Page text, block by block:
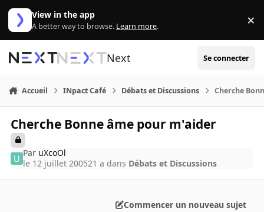
Aller au contenu
View in the app
A better way to browse. Learn more. ×
Next Se connecter
Accueil INpact Café Débats et Discussions Cherche
Cherche Bonne âme pour m'aider
Par uXcoOl
le 12 juillet 200521 a dans Débats et Discussions
Commencer un nouveau sujet